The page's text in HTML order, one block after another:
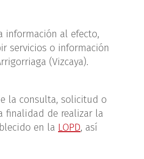
información al efecto,
servicios o información
(Vizcaya).
la consulta, solicitud o
finalidad de realizar la
en la LOPD, así